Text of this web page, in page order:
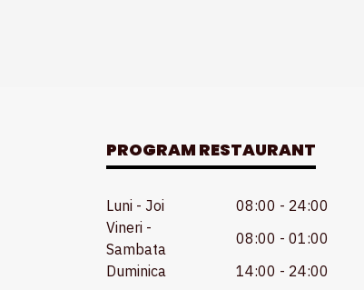
PROGRAM RESTAURANT
Luni - Joi
08:00 - 24:00
Vineri -
Sambata
08:00 - 01:00
Duminica
14:00 - 24:00